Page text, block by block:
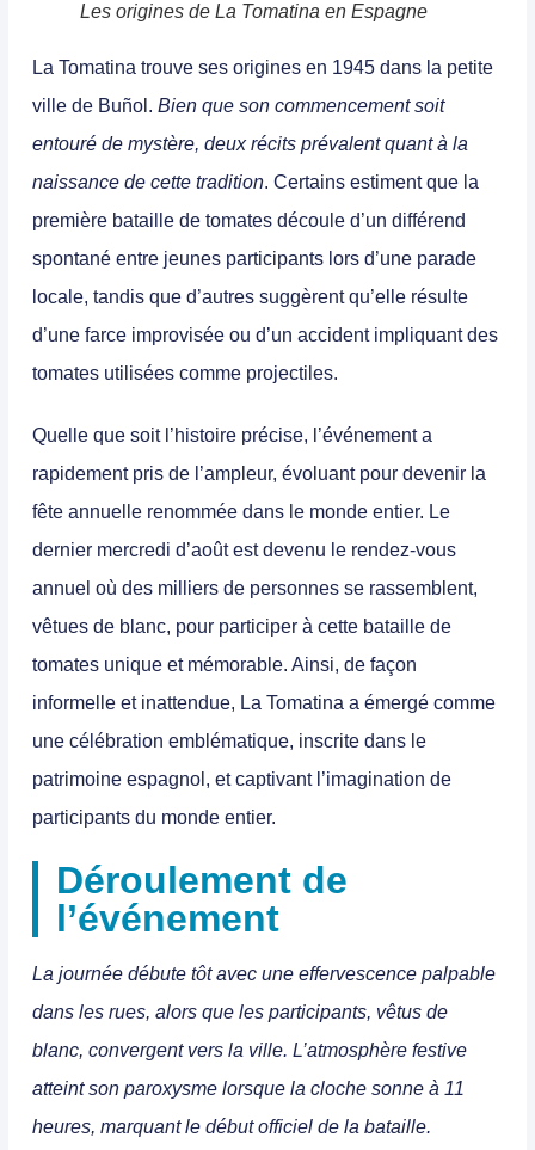
Les origines de La Tomatina en Espagne
La Tomatina trouve ses origines en 1945 dans la petite
ville de Buñol. Bien que son commencement soit
entouré de mystère, deux récits prévalent quant à la
naissance de cette tradition. Certains estiment que la
première bataille de tomates découle d’un différend
spontané entre jeunes participants lors d’une parade
locale, tandis que d’autres suggèrent qu’elle résulte
d’une farce improvisée ou d’un accident impliquant des
tomates utilisées comme projectiles.
Quelle que soit l’histoire précise, l’événement a
rapidement pris de l’ampleur, évoluant pour devenir la
fête annuelle renommée dans le monde entier. Le
dernier mercredi d’août est devenu le rendez-vous
annuel où des milliers de personnes se rassemblent,
vêtues de blanc, pour participer à cette bataille de
tomates unique et mémorable. Ainsi, de façon
informelle et inattendue, La Tomatina a émergé comme
une célébration emblématique, inscrite dans le
patrimoine espagnol, et captivant l’imagination de
participants du monde entier.
Déroulement de
l’événement
La journée débute tôt avec une effervescence palpable
dans les rues, alors que les participants, vêtus de
blanc, convergent vers la ville. L’atmosphère festive
atteint son paroxysme lorsque la cloche sonne à 11
heures, marquant le début officiel de la bataille.